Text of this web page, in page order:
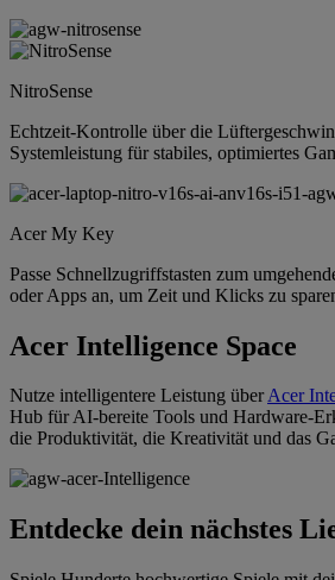
NitroSense
Echtzeit-Kontrolle über die
Systemleistung für stabiles, optimiertes
Acer My Key
Passe Schnellzugriffstasten zum
oder Apps an, um Zeit und Klicks zu
Acer Intelligence Space
Nutze intelligentere Leistung überAcer
Hub für AI-bereite Tools und Hardware-
die Produktivität, die Kreativität und das
Entdecke dein nächstes